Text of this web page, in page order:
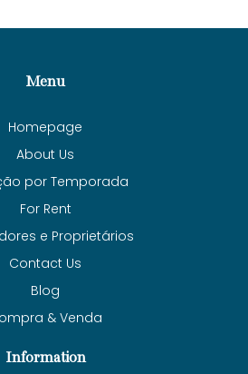
Menu
Homepage
About Us
por Temporada
For Rent
e Proprietários
Contact Us
Blog
& Venda
Information